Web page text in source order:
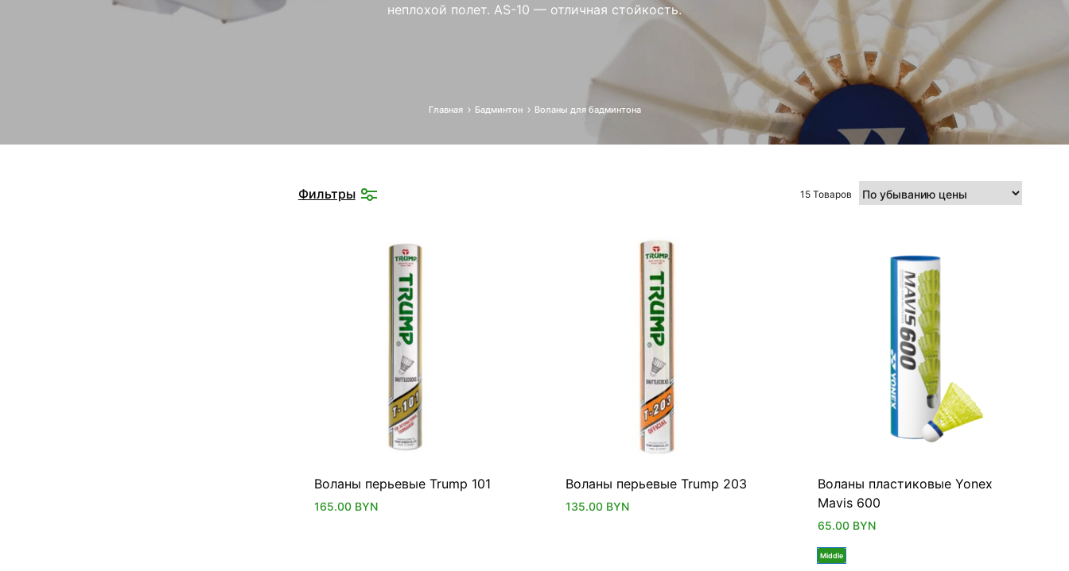
неплохой полет. AS-10 — отличная стойкость.
Главная Бадминтон Воланы для бадминтона
Фильтры 15 Товаров
Воланы перьевые Trump 101
165.00 BYN
Воланы перьевые Trump 203
135.00 BYN
Воланы пластиковые Yonex
Mavis 600
65.00 BYN
Middle